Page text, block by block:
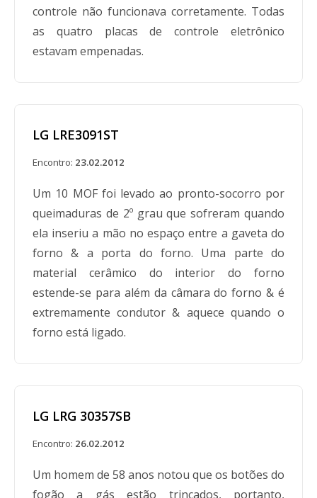
controle não funcionava corretamente. Todas
as quatro placas de controle eletrônico
estavam empenadas.
LG LRE3091ST
Encontro: 23.02.2012
Um 10 MOF foi levado ao pronto-socorro por
queimaduras de 2º grau que sofreram quando
ela inseriu a mão no espaço entre a gaveta do
forno & a porta do forno. Uma parte do
material cerâmico do interior do forno
estende-se para além da câmara do forno & é
extremamente condutor & aquece quando o
forno está ligado.
LG LRG 30357SB
Encontro: 26.02.2012
Um homem de 58 anos notou que os botões do
fogão a gás estão trincados, portanto,